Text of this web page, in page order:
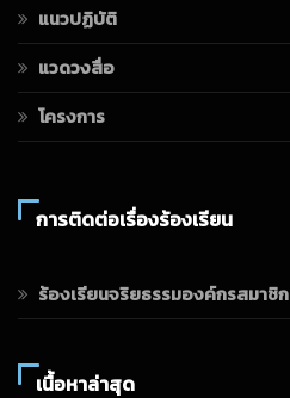
แนวปฏิบัติ
แวดวงสื่อ
โครงการ
การติดต่อเรื่องร้องเรียน
ร้องเรียนจริยธรรมองค์กรสมาชิก
เนื้อหาล่าสุด